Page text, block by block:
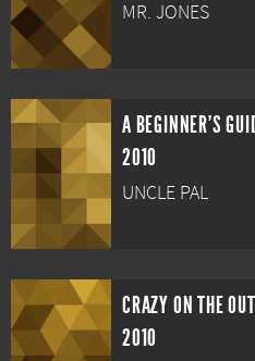
MR. JONES
A BEGINNER'S
2010
UNCLE PAL
CRAZY ON THE
2010